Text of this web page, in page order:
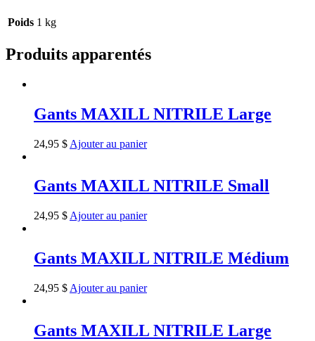
Poids 1 kg
Produits apparentés
Gants MAXILL NITRILE Large
24,95 $ Ajouter au panier
Gants MAXILL NITRILE Small
24,95 $ Ajouter au panier
Gants MAXILL NITRILE Médium
24,95 $ Ajouter au panier
Gants MAXILL NITRILE Large